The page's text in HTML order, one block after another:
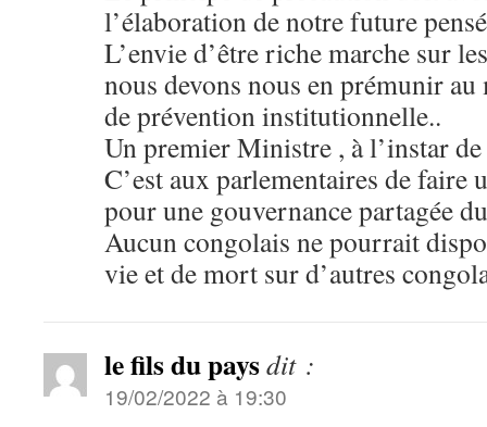
l’élaboration de notre future
L’envie d’être riche marche sur
nous devons nous en prémunir
de prévention institutionnelle..
Un premier Ministre , à l’instar
C’est aux parlementaires de faire
pour une gouvernance partagée
Aucun congolais ne pourrait
vie et de mort sur d’autres
le fils du paysdit :
19/02/2022 à 19:30